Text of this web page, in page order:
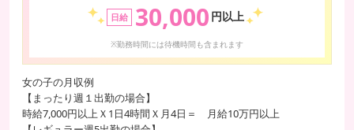
日給 30,000 円以上
※勤務時間には待機時間も含まれます
女の子の月収例
【まったり週１出勤の場合】
時給7,000円以上Ｘ1日4時間Ｘ月4日＝ 月給10万円以上